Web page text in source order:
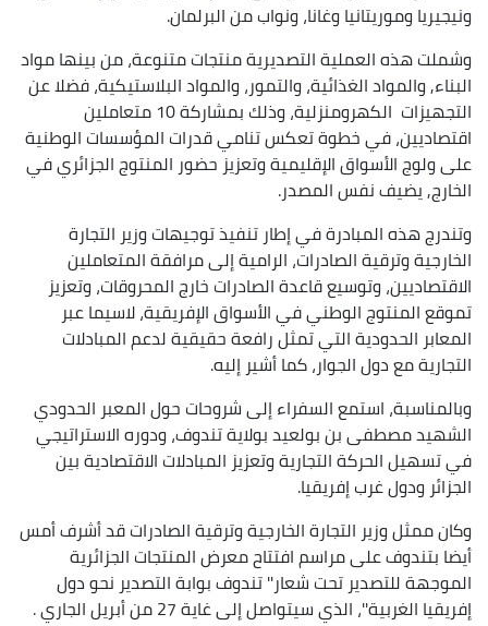
ونيجيريا وموريتانيا وغانا، ونواب من البرلمان.
وشملت هذه العملية التصديرية منتجات متنوعة، من بينها مواد
البناء, والمواد الغذائية، والتمور، والمواد البلاستيكية، فضلا عن
التجهيزات الكهرومنزلية، وذلك بمشاركة 10 متعاملين
اقتصاديين، في خطوة تعكس تنامي قدرات المؤسسات الوطنية
على ولوج الأسواق الإقليمية وتعزيز حضور المنتوج الجزائري في
الخارج, يضيف نفس المصدر.
وتندرج هذه المبادرة في إطار تنفيذ توجيهات وزير التجارة
الخارجية وترقية الصادرات، الرامية إلى مرافقة المتعاملين
الاقتصاديين، وتوسيع قاعدة الصادرات خارج المحروقات، وتعزيز
تموقع المنتوج الوطني في الأسواق الإفريقية، لاسيما عبر
المعابر الحدودية التي تمثل رافعة حقيقية لدعم المبادلات
التجارية مع دول الجوار، كما أشير إليه.
وبالمناسبة، استمع السفراء إلى شروحات حول المعبر الحدودي
الشهيد مصطفى بن بولعيد بولاية تندوف، ودوره الاستراتيجي
في تسهيل الحركة التجارية وتعزيز المبادلات الاقتصادية بين
الجزائر ودول غرب إفريقيا.
وكان ممثل وزير التجارة الخارجية وترقية الصادرات قد أشرف أمس
أيضا بتندوف على مراسم افتتاح معرض المنتجات الجزائرية
الموجهة للتصدير تحت شعار'' تندوف بوابة التصدير نحو دول
إفريقيا الغربية''، الذي سيتواصل إلى غاية 27 من أبريل الجاري .